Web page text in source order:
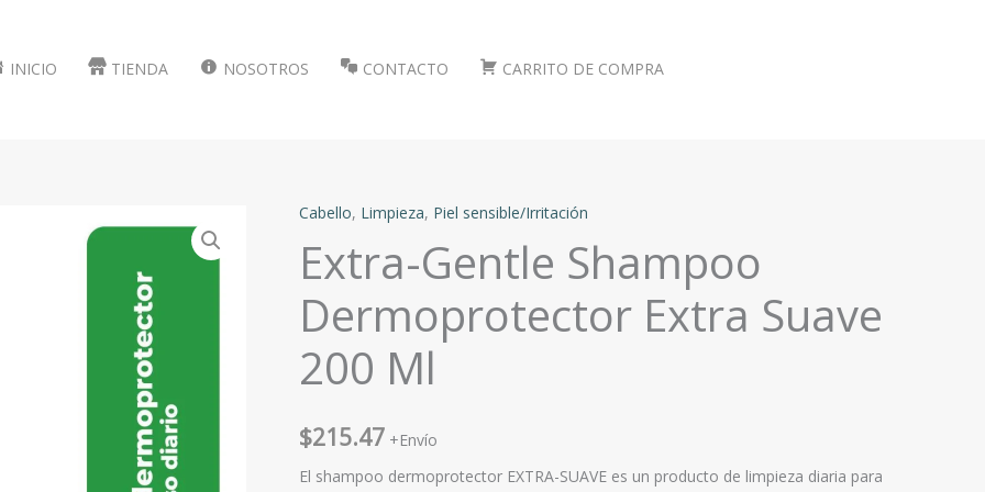
INICIO TIENDA NOSOTROS CONTACTO CARRITO DE COMPRA
Cabello, Limpieza, Piel sensible/Irritación
Extra-Gentle Shampoo
Dermoprotector Extra Suave
200 Ml
$215.47 +Envío
El shampoo dermoprotector EXTRA-SUAVE es un producto de limpieza diaria para